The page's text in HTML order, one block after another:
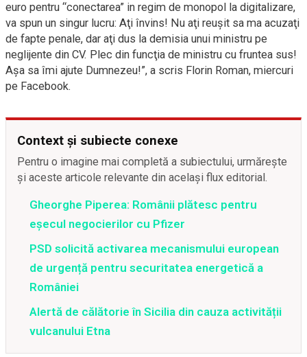
euro pentru “conectarea” in regim de monopol la digitalizare,
va spun un singur lucru: Aţi învins! Nu aţi reuşit sa ma acuzaţi
de fapte penale, dar aţi dus la demisia unui ministru pe
neglijente din CV. Plec din funcţia de ministru cu fruntea sus!
Aşa sa îmi ajute Dumnezeu!”, a scris Florin Roman, miercuri
pe Facebook.
Context și subiecte conexe
Pentru o imagine mai completă a subiectului, urmărește
și aceste articole relevante din același flux editorial.
Gheorghe Piperea: Românii plătesc pentru
eșecul negocierilor cu Pfizer
PSD solicită activarea mecanismului european
de urgență pentru securitatea energetică a
României
Alertă de călătorie în Sicilia din cauza activității
vulcanului Etna